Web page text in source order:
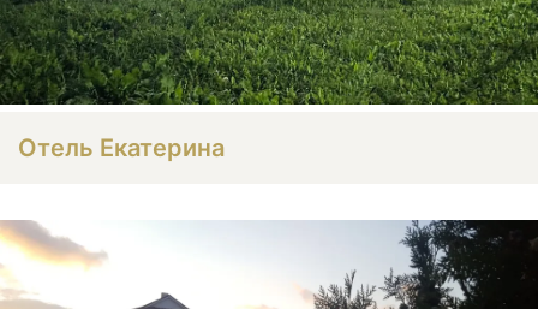
Отель Екатерина